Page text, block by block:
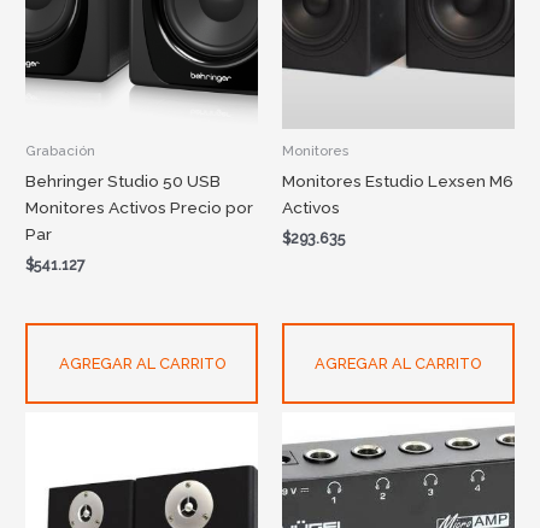
Grabación
Behringer Studio 50 USB
Monitores Activos Precio por
Par
$541.127
AGREGAR AL CARRITO
Monitores
Monitores Estudio Lexsen M6
Activos
$293.635
AGREGAR AL CARRITO